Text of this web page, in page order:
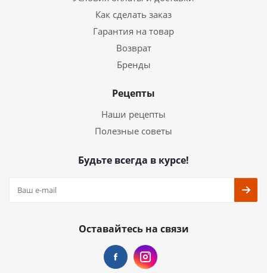
Как сделать заказ
Гарантия на товар
Возврат
Бренды
Рецепты
Наши рецепты
Полезные советы
Будьте всегда в курсе!
Оставайтесь на связи